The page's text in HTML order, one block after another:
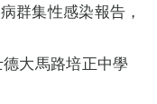
群集性感染報告，
大馬路培正中學